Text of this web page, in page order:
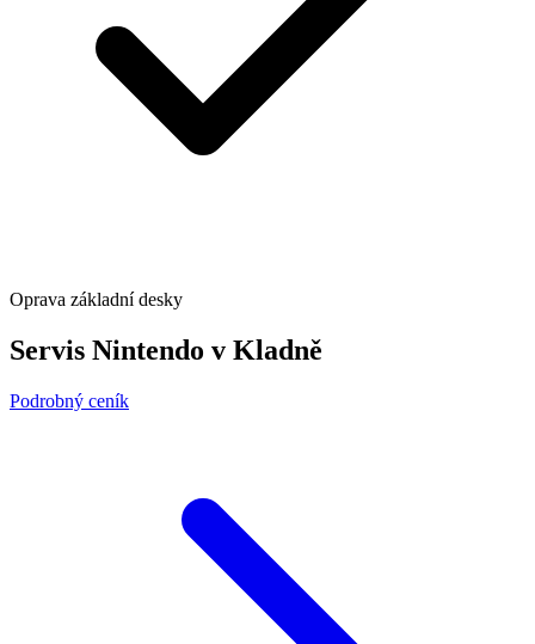
Oprava základní desky
Servis Nintendo v Kladně
Podrobný ceník